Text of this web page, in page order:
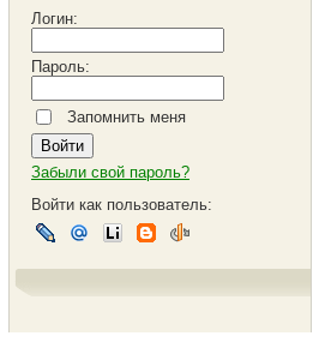
Логин:
Пароль:
Запомнить меня
Забыли свой пароль?
Войти как пользователь: